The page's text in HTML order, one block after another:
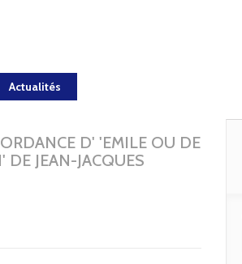
Actualités
D' 'EMILE OU DE
DE JEAN-JACQUES